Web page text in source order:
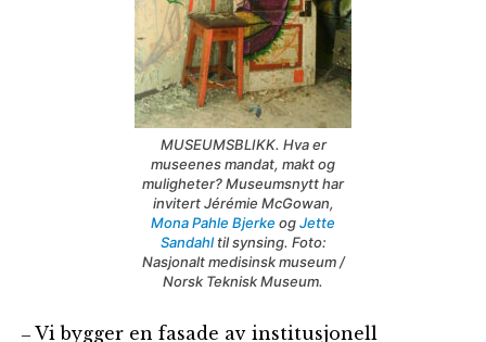
MUSEUMSBLIKK. Hva er
museenes mandat, makt og
muligheter? Museumsnytt har
invitert Jérémie McGowan,
Mona Pahle Bjerke ogJette
Sandahltil synsing. Foto:
Nasjonalt medisinsk museum /
Norsk Teknisk Museum.
– Vi bygger en fasade av institusjonell